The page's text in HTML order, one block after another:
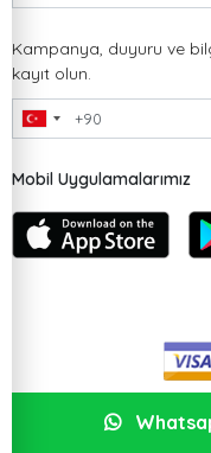
Kampanya, duyuru ve
kayıt olun.
Mobil Uygulamalarımız